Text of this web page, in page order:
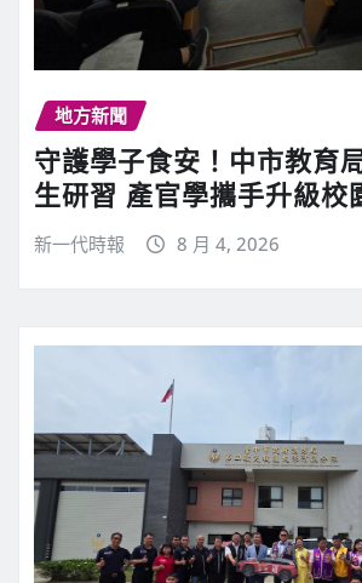
地方新聞
守護學子食安！中市教育
生研習 產官學攜手升級校
新一代時報 8 月 4, 2026